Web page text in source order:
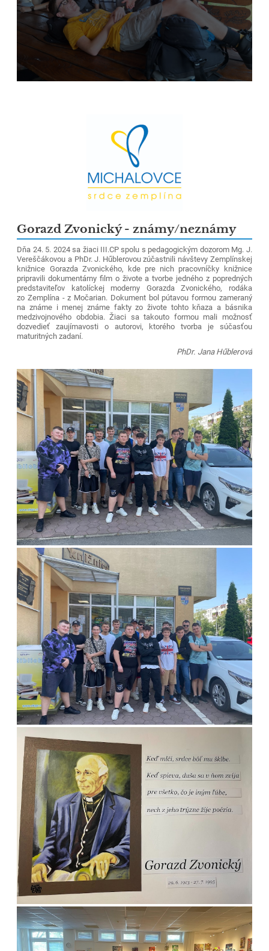
Gorazd Zvonický - známy/neznámy
Dňa 24. 5. 2024 sa žiaci III.CP spolu s pedagogickým dozorom Mg. J.
Vereščákovou a PhDr. J. Hűblerovou zúčastnili návštevy Zemplínskej
knižnice Gorazda Zvonického, kde pre nich pracovníčky knižnice
pripravili dokumentárny film o živote a tvorbe jedného z popredných
predstaviteľov katolíckej moderny Gorazda Zvonického, rodáka
zo Zemplína - z Močarian. Dokument bol pútavou formou zameraný
na známe i menej známe fakty zo živote tohto kňaza a básnika
medzivojnového obdobia. Žiaci sa takouto formou mali možnosť
dozvedieť zaujímavosti o autorovi, ktorého tvorba je súčasťou
maturitných zadaní.
PhDr. Jana Hűblerová